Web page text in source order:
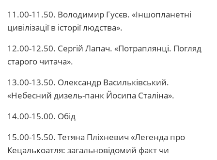
11.00-11.50. Володимир Гусєв. «Іншопланетні
цивілізації в історії людства».
12.00-12.50. Сергій Лапач. «Потраплянці. Погляд
старого читача».
13.00-13.50. Олександр Васильківський.
«Небесний дизель-панк Йосипа Сталіна».
14.00-15.00. Обід
15.00-15.50. Тетяна Пліхневич «Легенда про
Кецалькоатля: загальновідомий факт чи